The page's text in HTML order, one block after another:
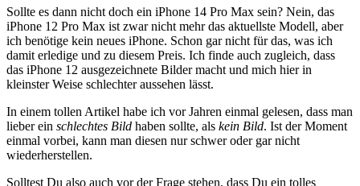
Sollte es dann nicht doch ein iPhone 14 Pro Max sein? Nein, das
iPhone 12 Pro Max ist zwar nicht mehr das aktuellste Modell, aber
ich benötige kein neues iPhone. Schon gar nicht für das, was ich
damit erledige und zu diesem Preis. Ich finde auch zugleich, dass
das iPhone 12 ausgezeichnete Bilder macht und mich hier in
kleinster Weise schlechter aussehen lässt.
In einem tollen Artikel habe ich vor Jahren einmal gelesen, dass man
lieber ein schlechtes Bild haben sollte, als kein Bild. Ist der Moment
einmal vorbei, kann man diesen nur schwer oder gar nicht
wiederherstellen.
Solltest Du also auch vor der Frage stehen, dass Du ein tolles